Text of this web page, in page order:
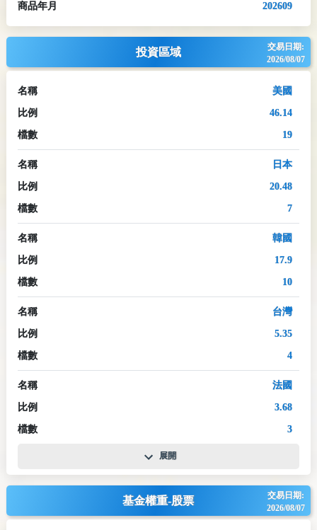
商品年月 202609
投資區域
交易日期:
2026/08/07
名稱 美國
比例 46.14
檔數 19
名稱 日本
比例 20.48
檔數 7
名稱 韓國
比例 17.9
檔數 10
名稱 台灣
比例 5.35
檔數 4
名稱 法國
比例 3.68
檔數 3
展開
基金權重-股票
交易日期:
2026/08/07